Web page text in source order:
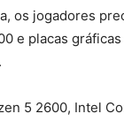
os jogadores
e placas
5 2600, Intel